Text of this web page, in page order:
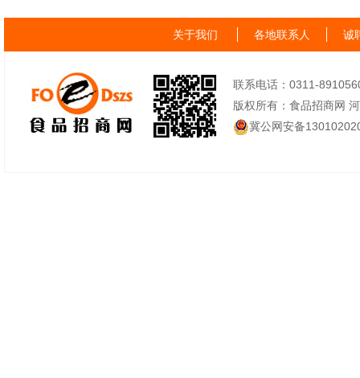
关于我们 各地联系人 诚
联系电话：0311-
版权所有：食品招商网
冀公网安备